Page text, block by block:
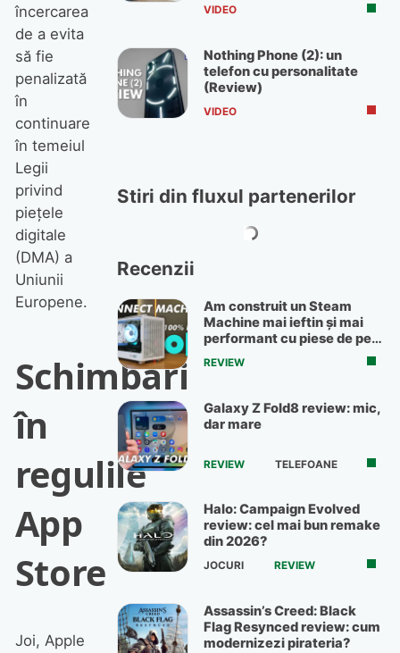
încercarea
de a evita
să fie
penalizată
în
continuare
în temeiul
Legii
privind
piețele
digitale
(DMA) a
Uniunii
Europene.
Schimbări
în
regulile
App
Store
Joi, Apple
VIDEO
Nothing Phone (2): un
telefon cu personalitate
(Review)
VIDEO
Stiri din fluxul partenerilor
Recenzii
Am construit un Steam
Machine mai ieftin și mai
performant cu piese de pe
OLX
REVIEW
Galaxy Z Fold8 review: mic,
dar mare
REVIEW TELEFOANE
Halo: Campaign Evolved
review: cel mai bun remake
din 2026?
JOCURI REVIEW
Assassin’s Creed: Black
Flag Resynced review: cum
modernizezi pirateria?